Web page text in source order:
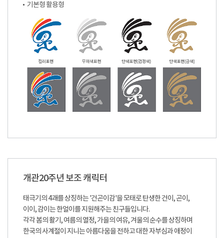
기본형 활용형
개관20주년 보조 캐릭터
태극기의 4괘를 상징하는 '건곤이감'을 모태로 탄생한 건이, 곤이,
이이, 감이는 한얼이를 지원해주는 친구들입니다.
각각 봄의 활기, 여름의 열정, 가을의 여유, 겨울의 순수를 상징하며
한국의 사계절이 지니는 아름다움을 전하고 대한 자부심과 애정이